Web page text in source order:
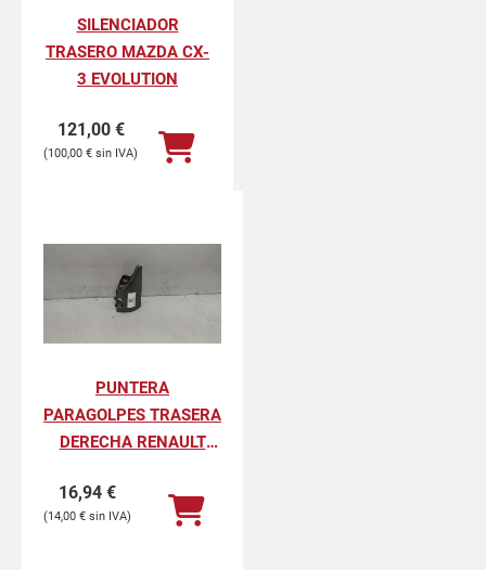
SILENCIADOR
TRASERO MAZDA CX-
3 EVOLUTION
121,00 €
100,00 €
PUNTERA
PARAGOLPES TRASERA
DERECHA RENAULT
PROFESIONAL
16,94 €
14,00 €